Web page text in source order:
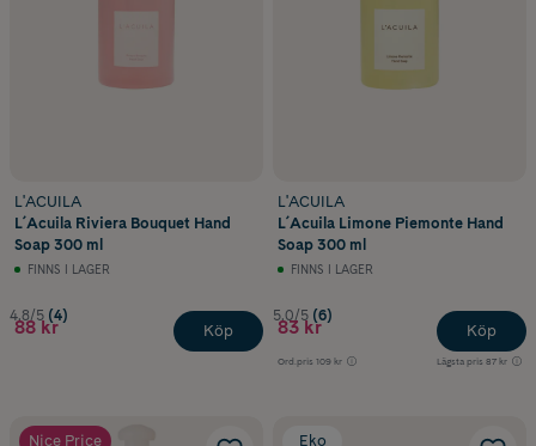
L'ACUILA
L´Acuila Riviera Bouquet Hand
Soap 300 ml
FINNS I LAGER
4.8/5 (4)
88 kr Köp
L'ACUILA
L´Acuila Limone Piemonte Hand
Soap 300 ml
FINNS I LAGER
5.0/5 (6)
83 kr
Ord.pris 109 kr Lägsta pris 87 kr
Köp
Nice Price
Eko